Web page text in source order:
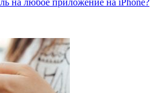
на любое приложение на iPhone?